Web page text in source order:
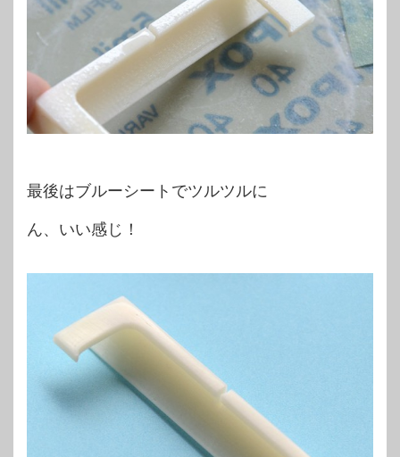
最後はブルーシートでツルツルに
ん、いい感じ！